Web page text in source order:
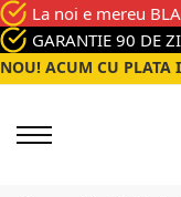
La noi e mereu
GARANTIE 90 DE
NOU! ACUM CU PLATA